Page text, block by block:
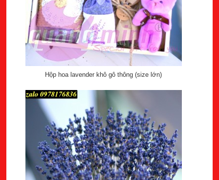
Hộp hoa lavender khô gô thông (size lớn)